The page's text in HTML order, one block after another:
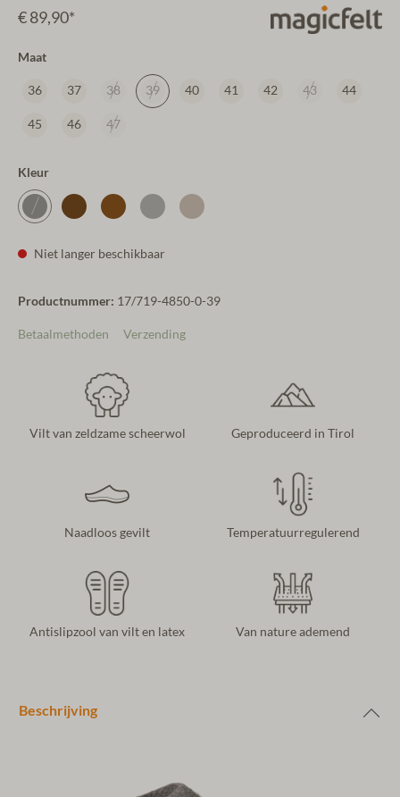
€ 89,90*
Maat
36 37 38 39 40 41 42 43 44
45 46 47
Kleur
Niet langer beschikbaar
Productnummer: 17/719-4850-0-39
Betaalmethoden Verzending
Vilt van zeldzame scheerwol Geproduceerd in Tirol
Naadloos gevilt Temperatuurregulerend
Antislipzool van vilt en latex Van nature ademend
Beschrijving